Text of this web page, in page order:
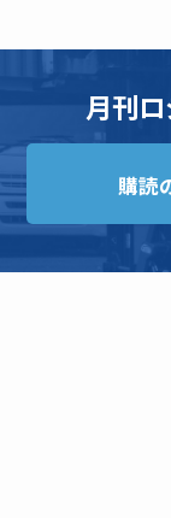
月刊
購読